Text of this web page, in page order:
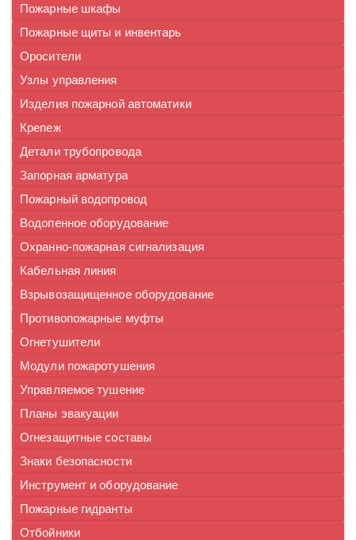
Пожарные шкафы
Пожарные щиты и инвентарь
Оросители
Узлы управления
Изделия пожарной автоматики
Крепеж
Детали трубопровода
Запорная арматура
Пожарный водопровод
Водопенное оборудование
Охранно-пожарная сигнализация
Кабельная линия
Взрывозащищенное оборудование
Противопожарные муфты
Огнетушители
Модули пожаротушения
Управляемое тушение
Планы эвакуации
Огнезащитные составы
Знаки безопасности
Инструмент и оборудование
Пожарные гидранты
Отбойники